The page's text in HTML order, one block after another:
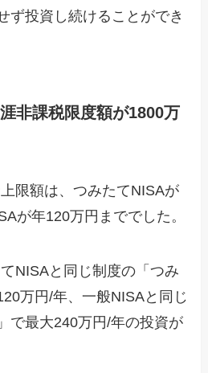
ず投資し続けることができ
非課税限度額が1800万
限額は、つみたてNISAが
が年120万円まででした。
NISAと同じ制度の「つみ
万円/年、一般NISAと同じ
で最大240万円/年の投資が